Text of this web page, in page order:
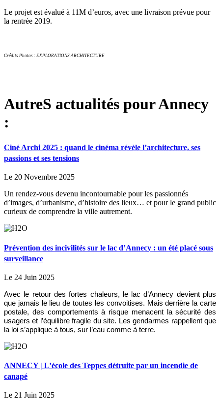
Le projet est évalué à 11M d’euros, avec une livraison prévue pour
la rentrée 2019.
Crédits Photos : EXPLORATIONS ARCHITECTURE
AutreS actualités pour Annecy
:
Ciné Archi 2025 : quand le cinéma révèle l’architecture, ses
passions et ses tensions
Le 20 Novembre 2025
Un rendez-vous devenu incontournable pour les passionnés
d’images, d’urbanisme, d’histoire des lieux… et pour le grand public
curieux de comprendre la ville autrement.
Prévention des incivilités sur le lac d’Annecy : un été placé sous
surveillance
Le 24 Juin 2025
Avec le retour des fortes chaleurs, le lac d’Annecy devient plus
que jamais le lieu de toutes les convoitises. Mais derrière la carte
postale, des comportements à risque menacent la sécurité des
usagers et l’équilibre fragile du site. Les gendarmes rappellent que
la loi s’applique à tous, sur l’eau comme à terre.
ANNECY | L’école des Teppes détruite par un incendie de
canapé
Le 21 Juin 2025